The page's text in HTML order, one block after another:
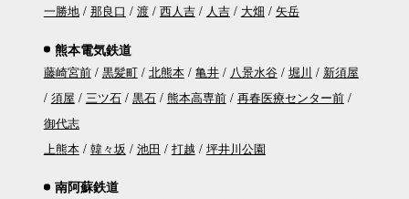
一勝地
那良口 渡 西人吉 人吉 大畑 矢岳
熊本電気鉄道
藤崎宮前 黒髪町 北熊本 亀井 八景水谷 堀川
新須屋
須屋
三ツ石 黒石 熊本高専前
再春医療センター前
御代志
上熊本
韓々坂 池田 打越 坪井川公園
南阿蘇鉄道